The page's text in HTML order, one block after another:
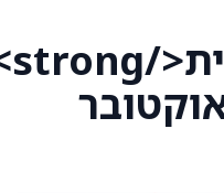
ל<strong>חבית</strong>